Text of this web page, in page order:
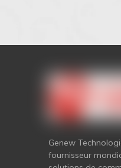
Genew
fournisseur